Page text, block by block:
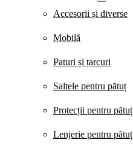
Accesorii și diverse
Mobilă
Paturi și țarcuri
Saltele pentru pătuț
Protecții pentru pătuț
Lenjerie pentru pătuț